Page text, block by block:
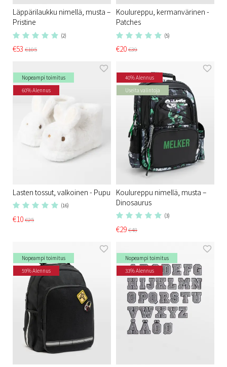
Läppärilaukku nimellä, musta –
Pristine
(2)
€53 €105
Koulureppu, kermanvärinen -
Patches
(5)
€20€39
Nopeampi toimitus
60% Alennus
Lasten tossut, valkoinen - Pupu
(16)
€10€25
40% Alennus
Useita valintoja
Koulureppu nimellä, musta –
Dinosaurus
(3)
€29€48
Nopeampi toimitus
59% Alennus
Nopeampi toimitus
33% Alennus